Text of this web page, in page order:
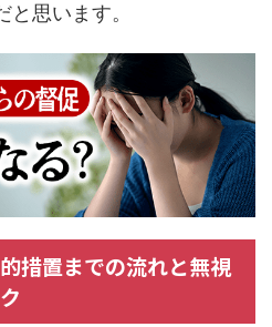
思います。
措置までの流れと無視